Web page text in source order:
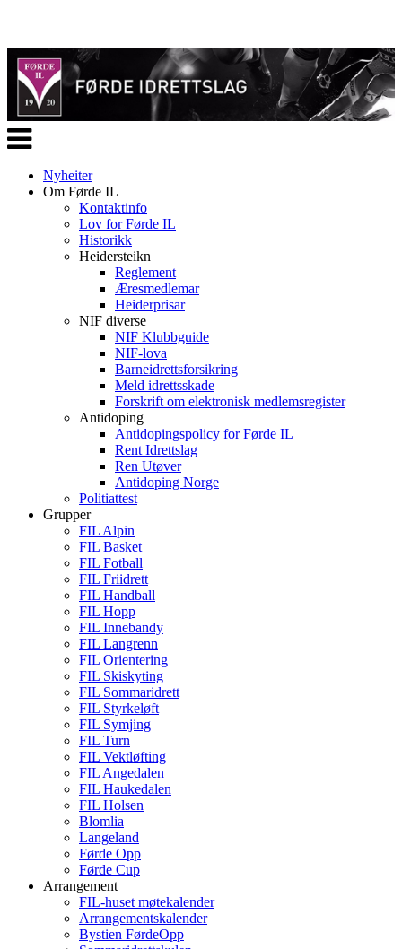
Veksle
navigasjon
Nyheiter
Om Førde IL
Kontaktinfo
Lov for Førde IL
Historikk
Heidersteikn
Reglement
Æresmedlemar
Heiderprisar
NIF diverse
NIF Klubbguide
NIF-lova
Barneidrettsforsikring
Meld idrettsskade
Forskrift om elektronisk medlemsregister
Antidoping
Antidopingspolicy for Førde IL
Rent Idrettslag
Ren Utøver
Antidoping Norge
Politiattest
Grupper
FIL Alpin
FIL Basket
FIL Fotball
FIL Friidrett
FIL Handball
FIL Hopp
FIL Innebandy
FIL Langrenn
FIL Orientering
FIL Skiskyting
FIL Sommaridrett
FIL Styrkeløft
FIL Symjing
FIL Turn
FIL Vektløfting
FIL Angedalen
FIL Haukedalen
FIL Holsen
Blomlia
Langeland
Førde Opp
Førde Cup
Arrangement
FIL-huset møtekalender
Arrangementskalender
Bystien FørdeOpp